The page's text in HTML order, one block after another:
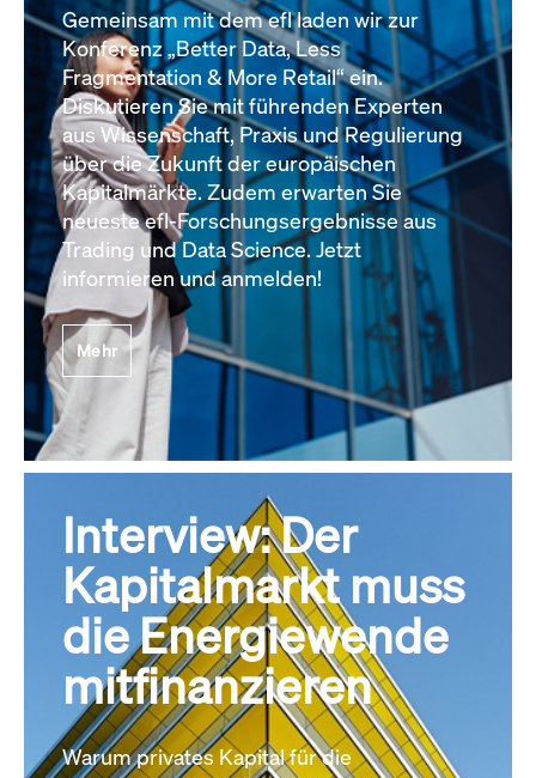
Gemeinsam mit dem efl laden wir zur
Konferenz „Better Data, Less
Fragmentation & More Retail“ ein.
Diskutieren Sie mit führenden Experten
aus Wissenschaft, Praxis und Regulierung
über die Zukunft der europäischen
Kapitalmärkte. Zudem erwarten Sie
neueste efl-Forschungsergebnisse aus
Trading und Data Science. Jetzt
informieren und anmelden!
Mehr
Interview: Der
Kapitalmarkt muss
die Energiewende
mitfinanzieren
Warum privates Kapital für die